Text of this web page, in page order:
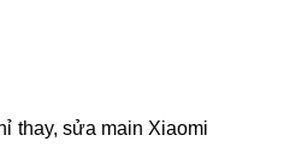
thay, sửa main Xiaomi